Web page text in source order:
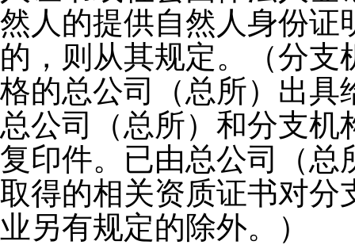
然人的提供自然人身份证
的，则从其规定。（分
格的总公司（总所）出具
总公司（总所）和分支机
复印件。已由总公司（总
取得的相关资质证书对分
业另有规定的除外。）